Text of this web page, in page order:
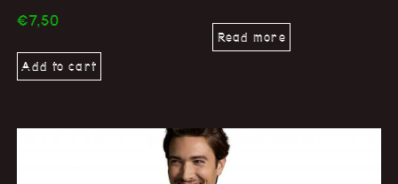
Read more
€7,50
Add to cart